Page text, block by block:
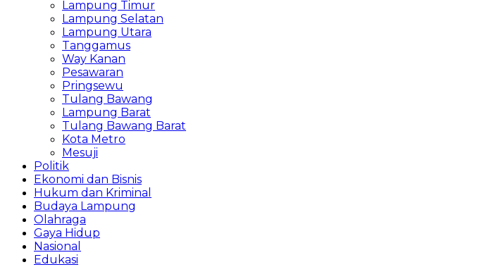
Lampung Timur
Lampung Selatan
Lampung Utara
Tanggamus
Way Kanan
Pesawaran
Pringsewu
Tulang Bawang
Lampung Barat
Tulang Bawang Barat
Kota Metro
Mesuji
Politik
Ekonomi dan Bisnis
Hukum dan Kriminal
Budaya Lampung
Olahraga
Gaya Hidup
Nasional
Edukasi